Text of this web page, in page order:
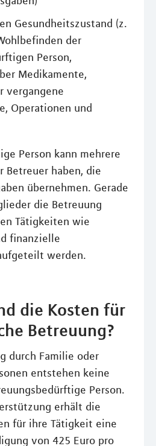
Gesundheitszustand (z.
der
Person,
Medikamente,
vergangene
Operationen und
Person kann mehrere
Betreuer haben, die
übernehmen. Gerade
die Betreuung
Tätigkeiten wie
finanzielle
werden.
die Kosten für
Betreuung?
durch Familie oder
entstehen keine
Person.
erhält die
für ihre Tätigkeit eine
von 425 Euro pro